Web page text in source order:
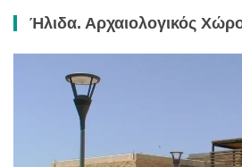
Ήλιδα. Αρχαιολογικός